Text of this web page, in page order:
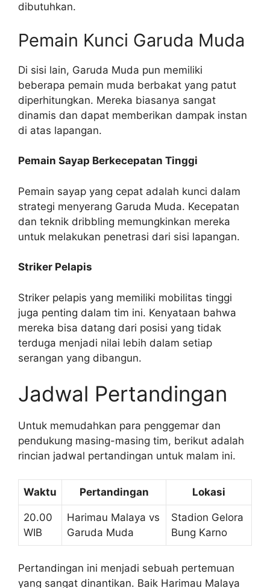
dibutuhkan.
Pemain Kunci Garuda Muda
Di sisi lain, Garuda Muda pun memiliki
beberapa pemain muda berbakat yang patut
diperhitungkan. Mereka biasanya sangat
dinamis dan dapat memberikan dampak instan
di atas lapangan.
Pemain Sayap Berkecepatan Tinggi
Pemain sayap yang cepat adalah kunci dalam
strategi menyerang Garuda Muda. Kecepatan
dan teknik dribbling memungkinkan mereka
untuk melakukan penetrasi dari sisi lapangan.
Striker Pelapis
Striker pelapis yang memiliki mobilitas tinggi
juga penting dalam tim ini. Kenyataan bahwa
mereka bisa datang dari posisi yang tidak
terduga menjadi nilai lebih dalam setiap
serangan yang dibangun.
Jadwal Pertandingan
Untuk memudahkan para penggemar dan
pendukung masing-masing tim, berikut adalah
rincian jadwal pertandingan untuk malam ini.
Waktu Pertandingan Lokasi
20.00
WIB
Harimau Malaya vs
Garuda Muda
Stadion Gelora
Bung Karno
Pertandingan ini menjadi sebuah pertemuan
yang sangat dinantikan. Baik Harimau Malaya